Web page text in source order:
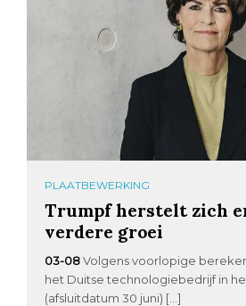
PLAATBEWERKING
Trumpf herstelt zich
verdere groei
03-08 Volgens voorlopige
het Duitse technologiebedrijf in
(afsluitdatum 30 juni) […]